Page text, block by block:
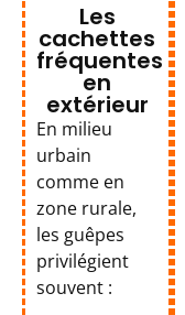
Les
cachettes
fréquentes
en
extérieur
En milieu
urbain
comme en
zone rurale,
les guêpes
privilégient
souvent :